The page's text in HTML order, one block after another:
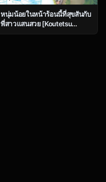
หนุ่มน้อยในหน้าร้อนนี้ที่สุขสันกับ
พี่สาวแสนสวย [Koutetsu
Shabon Dama (Tamabon)]